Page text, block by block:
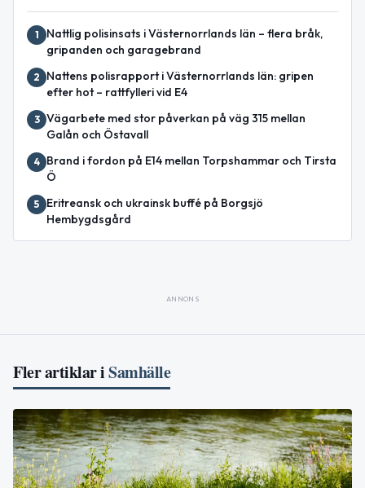
1
Nattlig polisinsats i Västernorrlands län – flera bråk,
gripanden och garagebrand
2
Nattens polisrapport i Västernorrlands län: gripen
efter hot – rattfylleri vid E4
3 Vägarbete med stor påverkan på väg 315 mellan
Galån och Östavall
4
Brand i fordon på E14 mellan Torpshammar och Tirsta
Ö
5
Eritreansk och ukrainsk buffé på Borgsjö
Hembygdsgård
ANNONS
Fler artiklar iSamhälle